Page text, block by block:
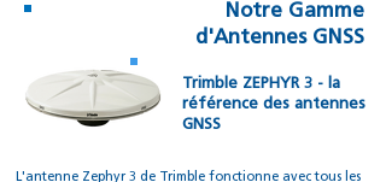
Notre Gamme
d'Antennes GNSS
Trimble ZEPHYR 3 - la
référence des antennes
GNSS
L'antenne Zephyr 3 de Trimble fonctionne avec tous les